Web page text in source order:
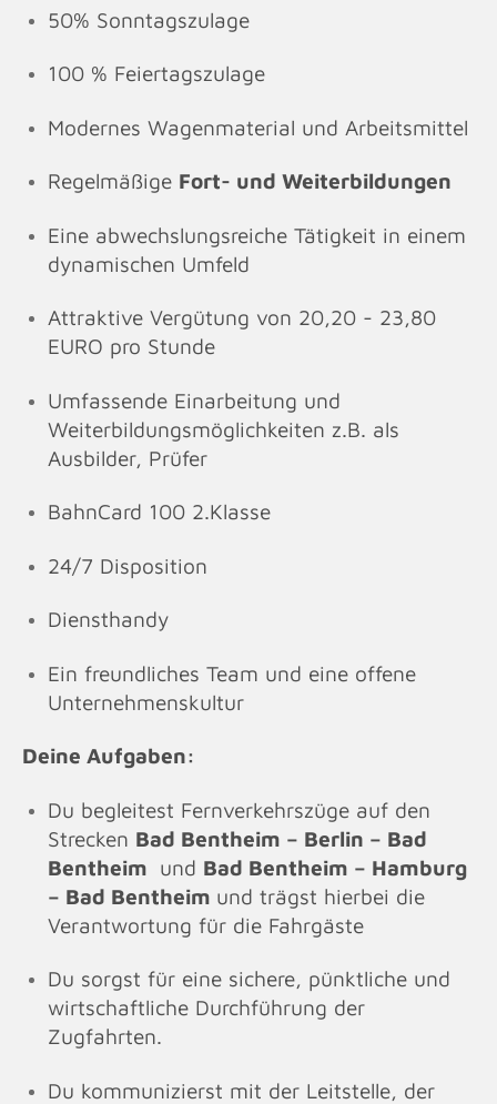
50% Sonntagszulage
100 % Feiertagszulage
Modernes Wagenmaterial und Arbeitsmittel
Regelmäßige Fort- und Weiterbildungen
Eine abwechslungsreiche Tätigkeit in einem
dynamischen Umfeld
Attraktive Vergütung von 20,20 - 23,80
EURO pro Stunde
Umfassende Einarbeitung und
Weiterbildungsmöglichkeiten z.B. als
Ausbilder, Prüfer
BahnCard 100 2.Klasse
24/7 Disposition
Diensthandy
Ein freundliches Team und eine offene
Unternehmenskultur
Deine Aufgaben:
Du begleitest Fernverkehrszüge auf den
Strecken Bad Bentheim – Berlin – Bad
Bentheim und Bad Bentheim – Hamburg
– Bad Bentheim und trägst hierbei die
Verantwortung für die Fahrgäste
Du sorgst für eine sichere, pünktliche und
wirtschaftliche Durchführung der
Zugfahrten.
Du kommunizierst mit der Leitstelle, der